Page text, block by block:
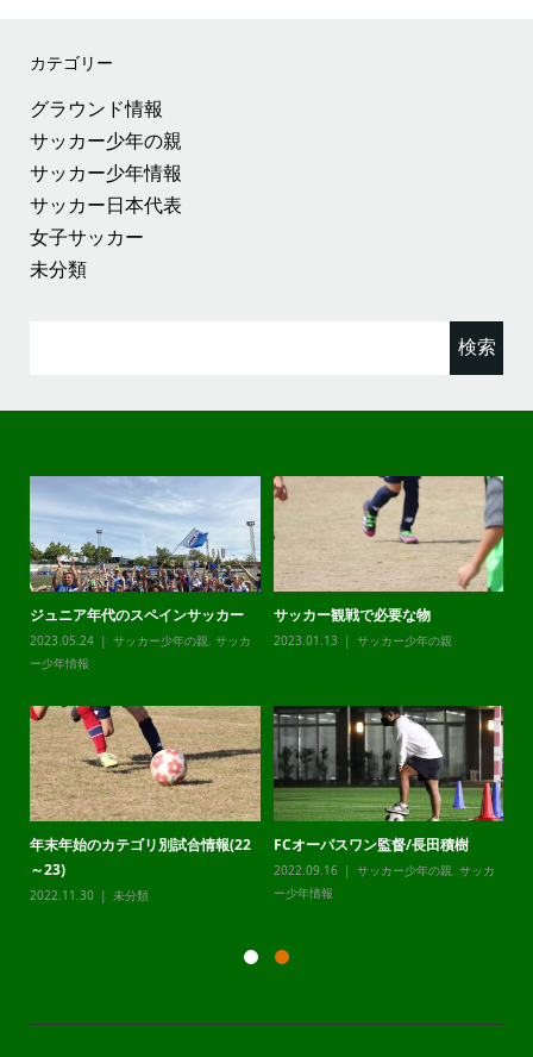
カテゴリー
グラウンド情報
サッカー少年の親
サッカー少年情報
サッカー日本代表
女子サッカー
未分類
ジュニア年代のスペインサッカー
2023.05.24 サッカー少年の親, サッカ
ー少年情報
サッカー観戦で必要な物
2023.01.13 サッカー少年の親
年末年始のカテゴリ別試合情報(22
～23)
2022.11.30 未分類
FCオーパスワン監督/長田積樹
2022.09.16 サッカー少年の親, サッカ
ー少年情報